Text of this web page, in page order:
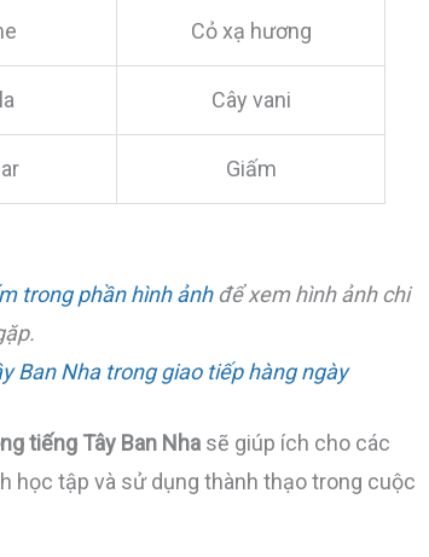
Cỏ xạ hương
Cây vani
Giấm
trong phần hình ảnhđể xem hình ảnh chi
Ban Nha trong giao tiếp hàng ngày
tiếng Tây Ban Nha sẽ giúp ích cho các
học tập và sử dụng thành thạo trong cuộc